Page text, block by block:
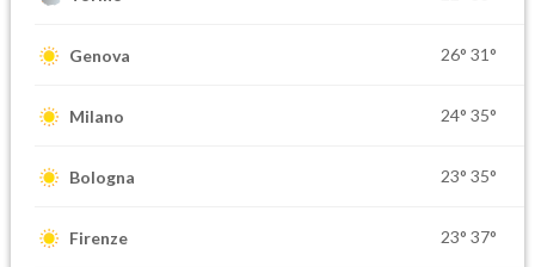
Genova 26° 31°
Milano 24° 35°
Bologna 23° 35°
Firenze 23° 37°